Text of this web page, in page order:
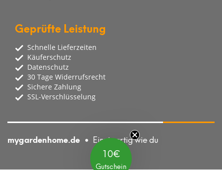
Geprüfte Leistung
Schnelle Lieferzeiten
Käuferschutz
Datenschutz
30 Tage Widerrufsrecht
Sichere Zahlung
SSL-Verschlüsselung
mygardenhome.de Einzigartig wie du
10€
Gutschein